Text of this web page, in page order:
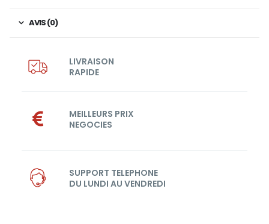
AVIS (0)
LIVRAISON
RAPIDE
MEILLEURS PRIX
NEGOCIES
SUPPORT TELEPHONE
DU LUNDI AU VENDREDI